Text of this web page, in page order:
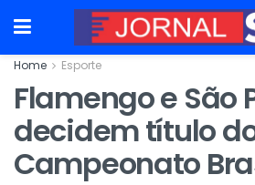
Home Esporte
Flamengo e São
decidem título
Campeonato